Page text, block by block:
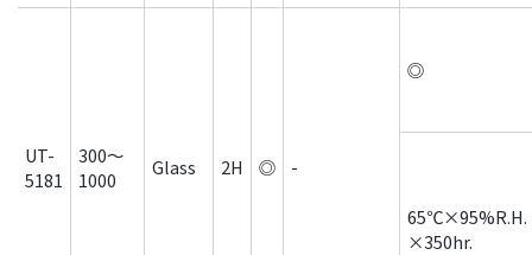
UT-
5181
300～
1000
Glass 2H ◎ -
◎
65℃×95%R.H.
×350hr.